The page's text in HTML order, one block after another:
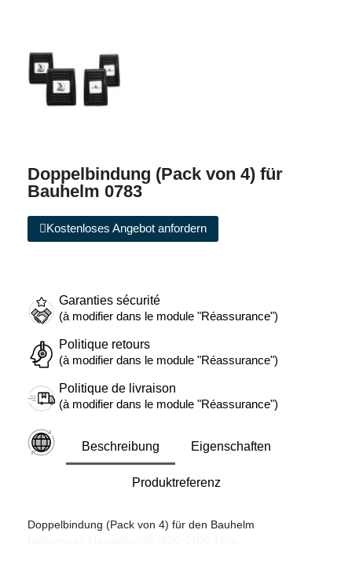
Doppelbindung (Pack von 4) für
Bauhelm 0783
Kostenloses Angebot anfordern
Garanties sécurité
(à modifier dans le module "Réassurance")
Politique retours
(à modifier dans le module "Réassurance")
Politique de livraison
(à modifier dans le module "Réassurance")
Beschreibung Eigenschaften
Produktreferenz
Doppelbindung (Pack von 4) für den Bauhelm